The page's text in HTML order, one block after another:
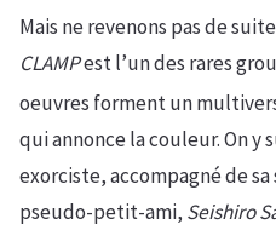
Mais ne revenons pas de
CLAMPest l’un des rares
oeuvres forment un
qui annonce la couleur. On y
exorciste, accompagné de
pseudo-petit-ami, Seishiro